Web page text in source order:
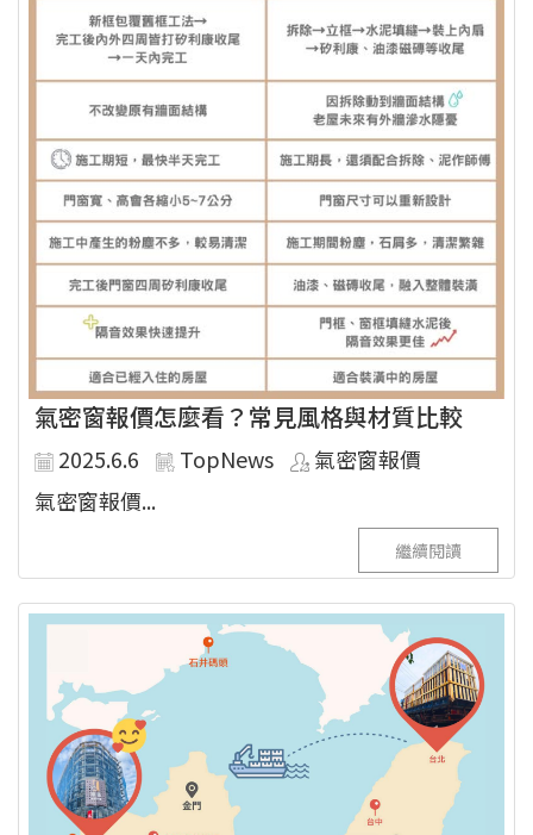
氣密窗報價怎麼看？常見風格與材質比較
2025.6.6 TopNews
氣密窗報價
氣密窗報價...
繼續閱讀